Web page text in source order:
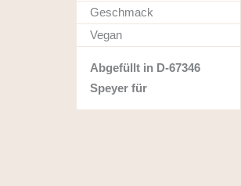
Geschmack
Vegan
Abgefüllt in D-67346
Speyer für